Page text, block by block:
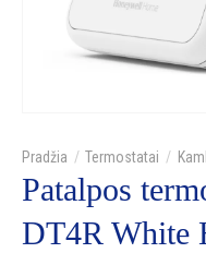
Termostatai
Patalpos
DT4R White